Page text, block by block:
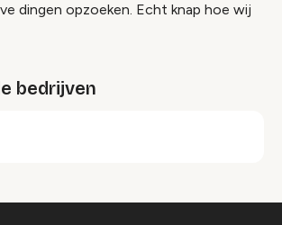
dingen opzoeken. Echt knap hoe wij
bedrijven